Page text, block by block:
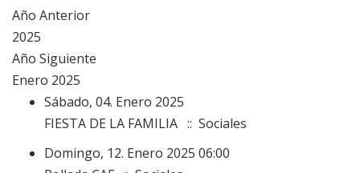
Año Anterior
2025
Año Siguiente
Enero 2025
Sábado, 04. Enero 2025
FIESTA DE LA FAMILIA :: Sociales
Domingo, 12. Enero 2025 06:00